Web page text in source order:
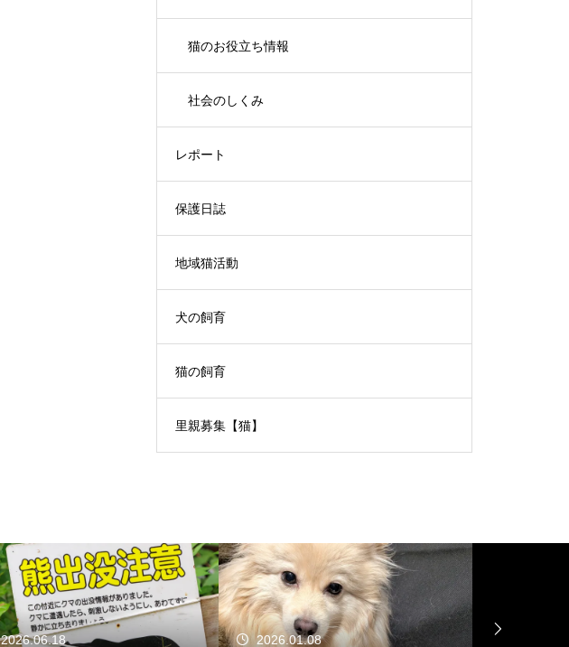
猫のお役立ち情報
社会のしくみ
レポート
保護日誌
地域猫活動
犬の飼育
猫の飼育
里親募集【猫】
2026.06.18 2026.01.08